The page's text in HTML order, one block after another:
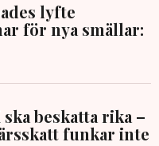
lyfte
för nya smällar:
beskatta rika –
funkar inte